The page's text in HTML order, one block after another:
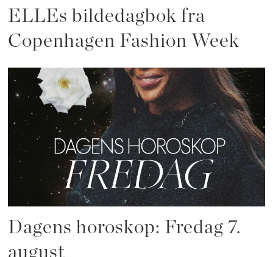
ELLEs bildedagbok fra
Copenhagen Fashion Week
Dagens horoskop: Fredag 7.
august